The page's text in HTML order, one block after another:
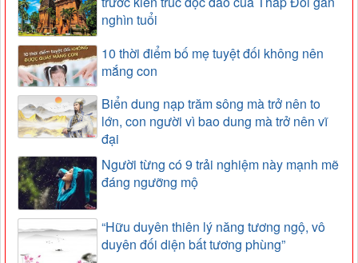
nghìn tuổi
10 thời điểm bố mẹ tuyệt đối không nên
mắng con
Biển dung nạp trăm sông mà trở nên to
lớn, con người vì bao dung mà trở nên vĩ
đại
Người từng có 9 trải nghiệm này mạnh mẽ
đáng ngưỡng mộ
“Hữu duyên thiên lý năng tương ngộ, vô
duyên đối diện bất tương phùng”